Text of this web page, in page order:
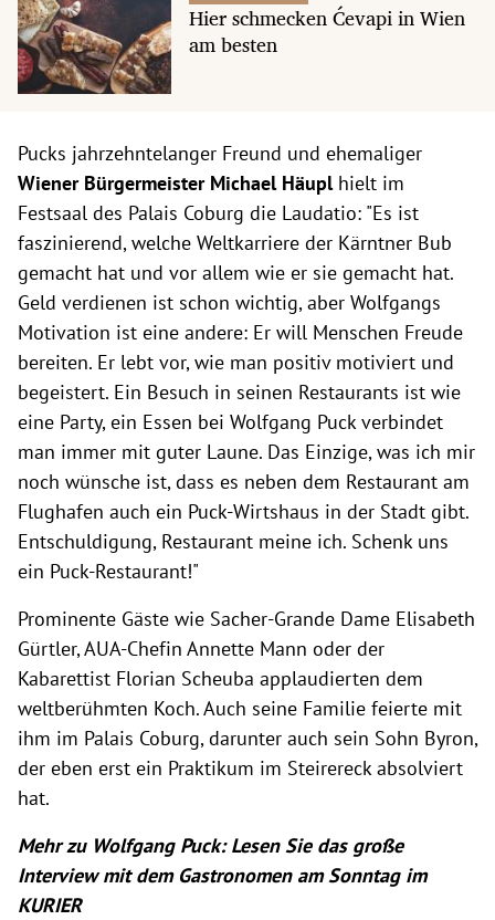
Hier schmecken Ćevapi in Wien
am besten
Pucks jahrzehntelanger Freund und ehemaliger
Wiener Bürgermeister Michael Häuplhielt im
Festsaal des Palais Coburg die Laudatio: "Es ist
faszinierend, welche Weltkarriere der Kärntner Bub
gemacht hat und vor allem wie er sie gemacht hat.
Geld verdienen ist schon wichtig, aber Wolfgangs
Motivation ist eine andere: Er will Menschen Freude
bereiten. Er lebt vor, wie man positiv motiviert und
begeistert. Ein Besuch in seinen Restaurants ist wie
eine Party, ein Essen bei Wolfgang Puck verbindet
man immer mit guter Laune. Das Einzige, was ich mir
noch wünsche ist, dass es neben dem Restaurant am
Flughafen auch ein Puck-Wirtshaus in der Stadt gibt.
Entschuldigung, Restaurant meine ich. Schenk uns
ein Puck-Restaurant!"
Prominente Gäste wie Sacher-Grande Dame Elisabeth
Gürtler, AUA-Chefin Annette Mann oder der
Kabarettist Florian Scheuba applaudierten dem
weltberühmten Koch. Auch seine Familie feierte mit
ihm im Palais Coburg, darunter auch sein Sohn Byron,
der eben erst ein Praktikum im Steirereck absolviert
hat.
Mehr zu Wolfgang Puck: Lesen Sie das große
Interview mit dem Gastronomen am Sonntag im
KURIER